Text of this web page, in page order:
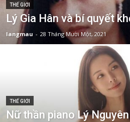
THẾ GIỚI
Lý Gia Hân và bí quyết
langmau - 28 Tháng Mười Một, 2021
THẾ GIỚI
Nữ thần piano Lý